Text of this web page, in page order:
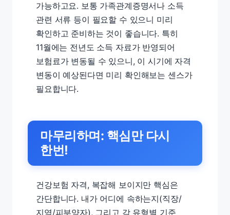
가능하고요. 보통 가족관계증명서나 소득
관련 서류 등이 필요할 수 있으니 미리
확인하고 준비하는 것이 좋습니다. 특히
11월에는 전년도 소득 자료가 반영되어
보험료가 변동될 수 있으니, 이 시기에 자격
변동이 예상된다면 미리 확인해보는 센스가
필요합니다.
마무리하며: 핵심만 다시
한번!
건강보험 자격, 복잡해 보이지만 핵심은
간단합니다. 내가 어디에 속하는지(직장/
지역/피부양자), 그리고 각 유형별 기준